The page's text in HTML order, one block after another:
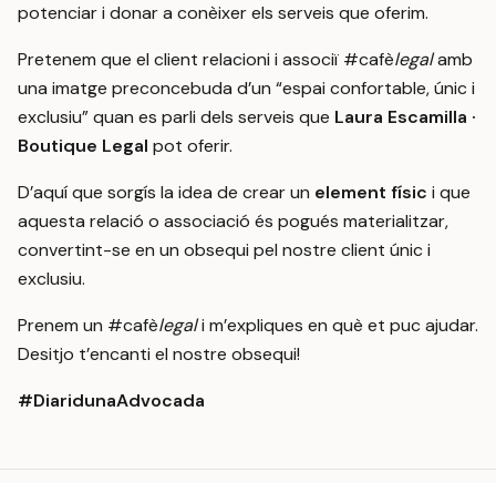
potenciar i donar a conèixer els serveis que oferim.
Pretenem que el client relacioni i associï #cafèlegalamb
una imatge preconcebuda d’un “espai confortable, únic i
exclusiu” quan es parli dels serveis que Laura Escamilla ·
Boutique Legal pot oferir.
D’aquí que sorgís la idea de crear un element físic i que
aquesta relació o associació és pogués materialitzar,
convertint-se en un obsequi pel nostre client únic i
exclusiu.
Prenem un #cafèlegali m’expliques en què et puc ajudar.
Desitjo t’encanti el nostre obsequi!
#DiaridunaAdvocada